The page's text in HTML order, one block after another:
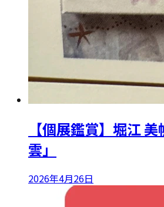
【個展鑑賞】堀江
雲」
2026年4月26日